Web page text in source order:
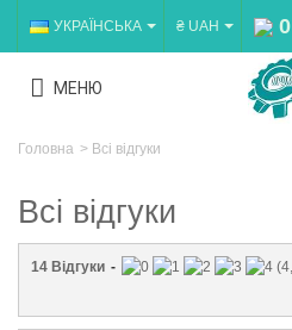
УКРАЇНСЬКА ₴ UAH
МЕНЮ
Головна > Всі відгуки
Всі відгуки
14 Відгуки - (